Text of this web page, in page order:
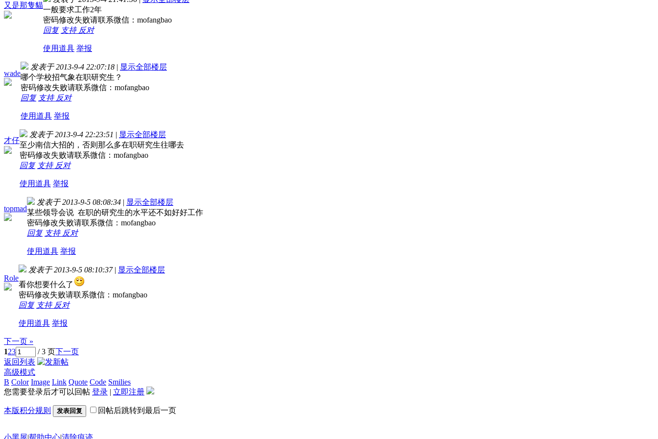
又是那隻貓
一般要求工作2年
密码修改失败请联系微信：mofangbao
回复 支持 反对
使用道具 举报
wade
发表于 2013-9-4 22:07:18 | 显示全部楼层
哪个学校招气象在职研究生？
密码修改失败请联系微信：mofangbao
回复 支持 反对
使用道具 举报
才仔
发表于 2013-9-4 22:23:51 | 显示全部楼层
至少南信大招的，否则那么多在职研究生往哪去
密码修改失败请联系微信：mofangbao
回复 支持 反对
使用道具 举报
topmad
发表于 2013-9-5 08:08:34 | 显示全部楼层
某些领导会说 在职的研究生的水平还不如好好工作
密码修改失败请联系微信：mofangbao
回复 支持 反对
使用道具 举报
Role
发表于 2013-9-5 08:10:37 | 显示全部楼层
看你想要什么了
密码修改失败请联系微信：mofangbao
回复 支持 反对
使用道具 举报
下一页 »
123 / 3 页下一页
返回列表
高级模式
B Color Image Link Quote Code Smilies
您需要登录后才可以回帖 登录 | 立即注册
本版积分规则 发表回复 回帖后跳转到最后一页
小黑屋|帮助中心|清除痕迹